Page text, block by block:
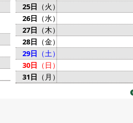
25日 （火）
26日 （水）
27日 （木）
28日 （金）
29日 （土）
30日 （日）
31日 （月）